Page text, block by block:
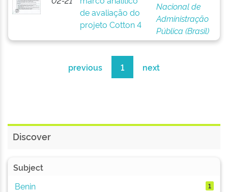
de avaliação do
projeto Cotton 4
Nacional de
Administração
Pública (Brasil)
previous 1 next
Discover
Subject
Benin
1